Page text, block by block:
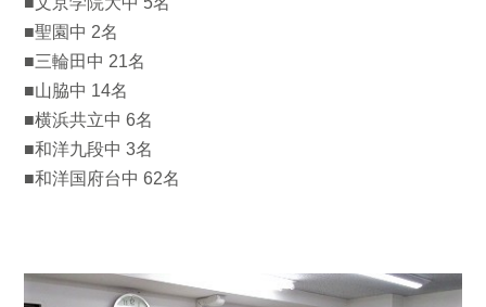
■聖園中 2名
■三輪田中 21名
■山脇中 14名
■横浜共立中 6名
■和洋九段中 3名
■和洋国府台中 62名